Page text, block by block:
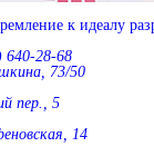
к идеалу
640-28-68
73/50
пер., 5
14